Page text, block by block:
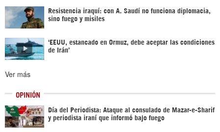
Resistencia iraquí: con A. Saudí no funciona diplomacia,
sino fuego y misiles
‘EEUU, estancado en Ormuz, debe aceptar las condiciones
de Irán’
Ver más
OPINIÓN
Día del Periodista: Ataque al consulado de Mazar-e-Sharif
y periodista iraní que informó bajo fuego